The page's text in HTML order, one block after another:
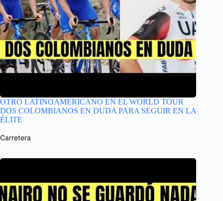
OTRO LATINOAMERICANO EN EL WORLD TOUR
DOS COLOMBIANOS EN DUDA PARA SEGUIR EN LA
ÉLITE
Carretera